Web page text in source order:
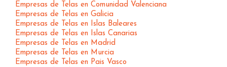
Empresas de Telas en Comunidad Valenciana
Empresas de Telas en Galicia
Empresas de Telas en Islas Baleares
Empresas de Telas en Islas Canarias
Empresas de Telas en Madrid
Empresas de Telas en Murcia
Empresas de Telas en Pais Vasco